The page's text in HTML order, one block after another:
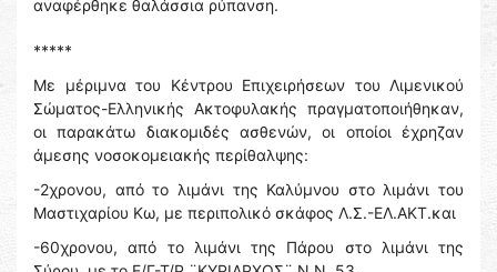
αναφέρθηκε θαλάσσια ρύπανση.
*****
Με μέριμνα του Κέντρου Επιχειρήσεων του Λιμενικού
Σώματος-Ελληνικής Ακτοφυλακής πραγματοποιήθηκαν,
οι παρακάτω διακομιδές ασθενών, οι οποίοι έχρηζαν
άμεσης νοσοκομειακής περίθαλψης:
-2χρονου, από το λιμάνι της Καλύμνου στο λιμάνι του
Μαστιχαρίου Κω, με περιπολικό σκάφος Λ.Σ.-ΕΛ.ΑΚΤ.και
-60χρονου, από το λιμάνι της Πάρου στο λιμάνι της